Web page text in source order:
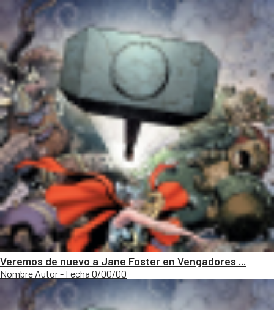
Veremos de nuevo a Jane Foster en Vengadores ...
Nombre Autor - Fecha 0/00/00